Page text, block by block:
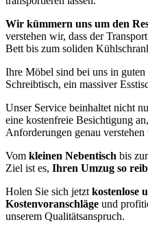
Wir kümmern uns um den
verstehen wir, dass der
Bett bis zum soliden
Ihre Möbel sind bei uns in
Schreibtisch, ein massiver
Unser Service beinhaltet nicht
eine kostenfreie Besichtigung
Anforderungen genau
Vom kleinen Nebentisch bis
Ziel ist es, Ihren Umzug so
Holen Sie sich jetzt kostenlose
Kostenvoranschläge und
unserem Qualitätsanspruch.